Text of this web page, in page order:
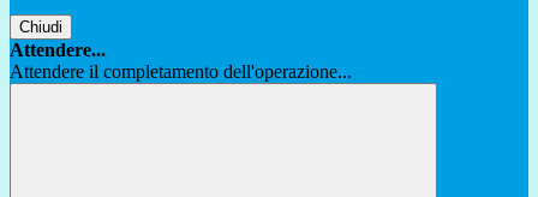
Chiudi
Attendere...
Attendere il completamento dell'operazione...